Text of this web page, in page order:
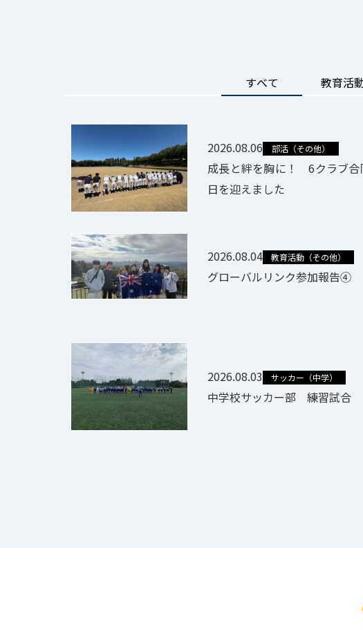
すべて 教育活
2026.08.06 部活（その他）
成長と絆を胸に！ 6クラブ合
日を迎えました
2026.08.04 教育活動（その他）
グローバルリンク参加報告④
2026.08.03 サッカー（中学）
中学校サッカー部 練習試合